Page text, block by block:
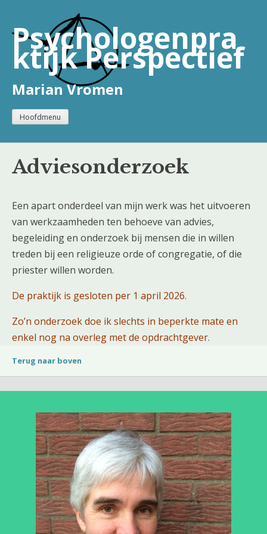
inhoud
springen
Psychologenpra
ktijk Perspectief
Marian Vromen
Hoofdmenu
Adviesonderzoek
Een apart onderdeel van mijn werk was het uitvoeren
van werkzaamheden ten behoeve van advies,
begeleiding en onderzoek bij mensen die in willen
treden bij een religieuze orde of congregatie, of die
priester willen worden.
De praktijk is gesloten per 1 april 2026.
Zo’n onderzoek doe ik slechts in beperkte mate en
enkel nog na overleg met de opdrachtgever.
Terug naar boven